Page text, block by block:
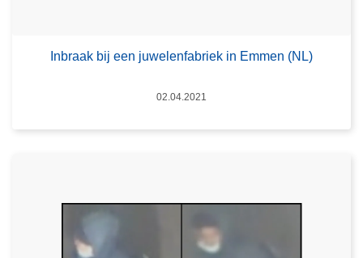
Inbraak bij een juwelenfabriek in Emmen (NL)
Datum
02.04.2021